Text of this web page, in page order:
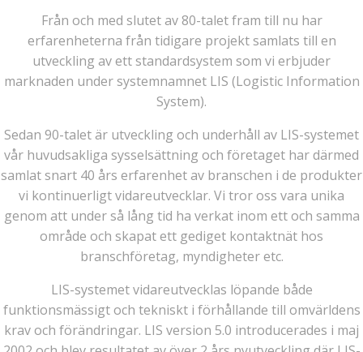
Från och med slutet av 80-talet fram till nu har
erfarenheterna från tidigare projekt samlats till en
utveckling av ett standardsystem som vi erbjuder
marknaden under systemnamnet LIS (Logistic Information
System).
Sedan 90-talet är utveckling och underhåll av LIS-systemet
vår huvudsakliga sysselsättning och företaget har därmed
samlat snart 40 års erfarenhet av branschen i de produkter
vi kontinuerligt vidareutvecklar. Vi tror oss vara unika
genom att under så lång tid ha verkat inom ett och samma
område och skapat ett gediget kontaktnät hos
branschföretag, myndigheter etc.
LIS-systemet vidareutvecklas löpande både
funktionsmässigt och tekniskt i förhållande till omvärldens
krav och förändringar. LIS version 5.0 introducerades i maj